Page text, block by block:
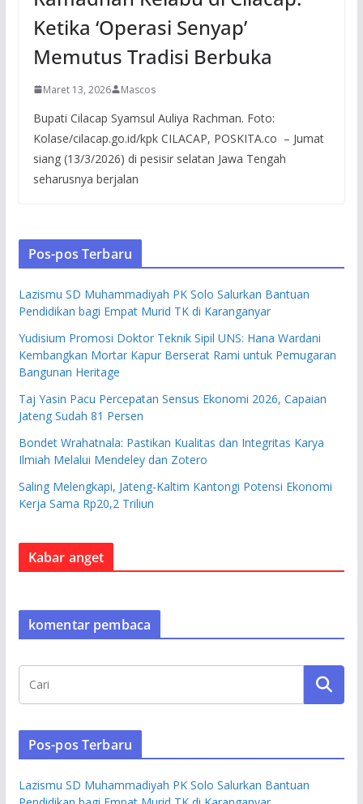
Ketika ‘Operasi Senyap’
Memutus Tradisi Berbuka
Maret 13, 2026 Mascos
Bupati Cilacap Syamsul Auliya Rachman. Foto:
Kolase/cilacap.go.id/kpk CILACAP, POSKITA.co – Jumat
siang (13/3/2026) di pesisir selatan Jawa Tengah
seharusnya berjalan
Pos-pos Terbaru
Lazismu SD Muhammadiyah PK Solo Salurkan Bantuan
Pendidikan bagi Empat Murid TK di Karanganyar
Yudisium Promosi Doktor Teknik Sipil UNS: Hana Wardani
Kembangkan Mortar Kapur Berserat Rami untuk Pemugaran
Bangunan Heritage
Taj Yasin Pacu Percepatan Sensus Ekonomi 2026, Capaian
Jateng Sudah 81 Persen
Bondet Wrahatnala: Pastikan Kualitas dan Integritas Karya
Ilmiah Melalui Mendeley dan Zotero
Saling Melengkapi, Jateng-Kaltim Kantongi Potensi Ekonomi
Kerja Sama Rp20,2 Triliun
Kabar anget
komentar pembaca
Pos-pos Terbaru
Lazismu SD Muhammadiyah PK Solo Salurkan Bantuan